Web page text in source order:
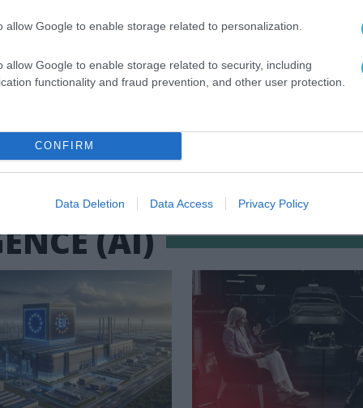
allow Google to enable storage related to personalization.
allow Google to enable storage related to security, including
functionality and fraud prevention, and other user protection.
CONFIRM
Data Deletion Data Access Privacy Policy
από την έναρξη των δοκιμών. Η εταιρεία
θα μπορούσε να επηρεάσει
που αναδεικνύει τη σημασία πρωτοβουλιών
(AI)